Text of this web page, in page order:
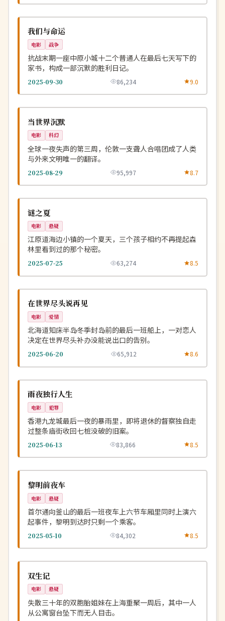
中国
我们与命运
电影 战争
抗战末期一座中原小城十二个普通人在最后七天写下的
家书，构成一部沉默的胜利日记。
2025-09-30 86,234 9.0
英国
当世界沉默
电影 科幻
全球一夜失声的第三周，伦敦一支聋人合唱团成了人类
与外来文明唯一的翻译。
2025-08-29 95,997 8.7
韩国
谜之夏
电影 悬疑
江原道海边小镇的一个夏天，三个孩子相约不再提起森
林里看到过的那个秘密。
2025-07-25 63,274 8.5
日本
在世界尽头说再见
电影 爱情
北海道知床半岛冬季封岛前的最后一班船上，一对恋人
决定在世界尽头补办没能说出口的告别。
2025-06-20 65,912 8.6
中国
雨夜独行人生
电影 犯罪
香港九龙城最后一夜的暴雨里，即将退休的督察独自走
过整条庙街收回七桩没破的旧案。
2025-06-13 83,866 8.5
韩国
黎明前夜车
电影 悬疑
首尔通向釜山的最后一班夜车上六节车厢里同时上演六
起事件，黎明到达时只剩一个乘客。
2025-05-10 84,302 8.5
中国
双生记
电影 悬疑
失散三十年的双胞胎姐妹在上海重聚一周后，其中一人
从公寓窗台坠下而无人目击。